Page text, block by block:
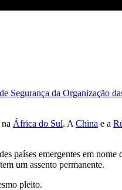
Segurança da Organização
na África do Sul. A China e a
países emergentes em
um assento permanente.
pleito.